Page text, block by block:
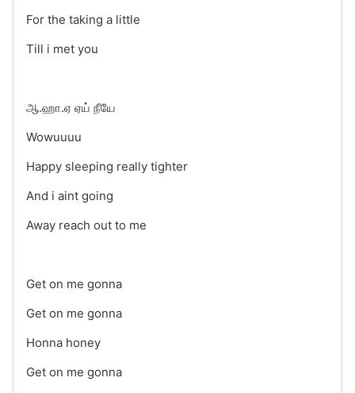
For the taking a little
Till i met you
ஆ.ஹா.ஏ ஏய் நீயே
Wowuuuu
Happy sleeping really tighter
And i aint going
Away reach out to me
Get on me gonna
Get on me gonna
Honna honey
Get on me gonna